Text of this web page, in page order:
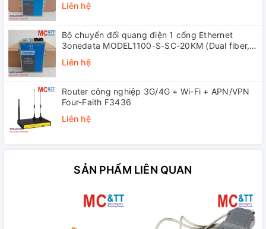
Liên hệ
Bộ chuyển đổi quang điện 1 cổng Ethernet
3onedata MODEL1100-S-SC-20KM (Dual fiber,
Liên hệ
Router công nghiệp 3G/4G + Wi-Fi + APN/VPN
Four-Faith F3436
Liên hệ
SẢN PHẨM LIÊN QUAN